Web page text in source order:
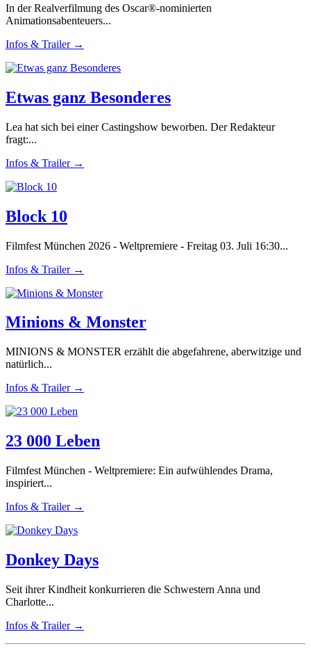
In der Realverfilmung des Oscar®-nominierten
Animationsabenteuers...
Infos & Trailer →
Etwas ganz Besonderes
Lea hat sich bei einer Castingshow beworben. Der Redakteur
fragt:...
Infos & Trailer →
Block 10
Filmfest München 2026 - Weltpremiere - Freitag 03. Juli 16:30...
Infos & Trailer →
Minions & Monster
MINIONS & MONSTER erzählt die abgefahrene, aberwitzige und
natürlich...
Infos & Trailer →
23 000 Leben
Filmfest München - Weltpremiere: Ein aufwühlendes Drama,
inspiriert...
Infos & Trailer →
Donkey Days
Seit ihrer Kindheit konkurrieren die Schwestern Anna und
Charlotte...
Infos & Trailer →